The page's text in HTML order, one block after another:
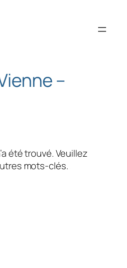
–
été trouvé. Veuillez
mots-clés.